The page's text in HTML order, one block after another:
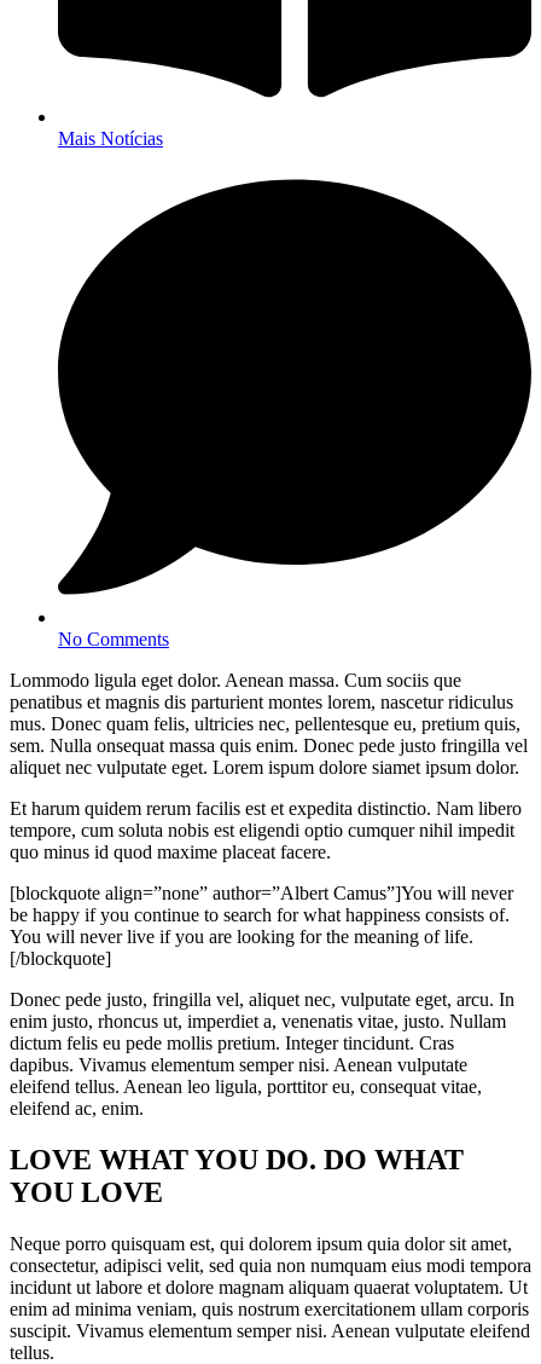
Mais Notícias
No Comments
Lommodo ligula eget dolor. Aenean massa. Cum sociis que
penatibus et magnis dis parturient montes lorem, nascetur ridiculus
mus. Donec quam felis, ultricies nec, pellentesque eu, pretium quis,
sem. Nulla onsequat massa quis enim. Donec pede justo fringilla vel
aliquet nec vulputate eget. Lorem ispum dolore siamet ipsum dolor.
Et harum quidem rerum facilis est et expedita distinctio. Nam libero
tempore, cum soluta nobis est eligendi optio cumquer nihil impedit
quo minus id quod maxime placeat facere.
[blockquote align=”none” author=”Albert Camus”]You will never
be happy if you continue to search for what happiness consists of.
You will never live if you are looking for the meaning of life.
[/blockquote]
Donec pede justo, fringilla vel, aliquet nec, vulputate eget, arcu. In
enim justo, rhoncus ut, imperdiet a, venenatis vitae, justo. Nullam
dictum felis eu pede mollis pretium. Integer tincidunt. Cras
dapibus. Vivamus elementum semper nisi. Aenean vulputate
eleifend tellus. Aenean leo ligula, porttitor eu, consequat vitae,
eleifend ac, enim.
LOVE WHAT YOU DO. DO WHAT
YOU LOVE
Neque porro quisquam est, qui dolorem ipsum quia dolor sit amet,
consectetur, adipisci velit, sed quia non numquam eius modi tempora
incidunt ut labore et dolore magnam aliquam quaerat voluptatem. Ut
enim ad minima veniam, quis nostrum exercitationem ullam corporis
suscipit. Vivamus elementum semper nisi. Aenean vulputate eleifend
tellus.